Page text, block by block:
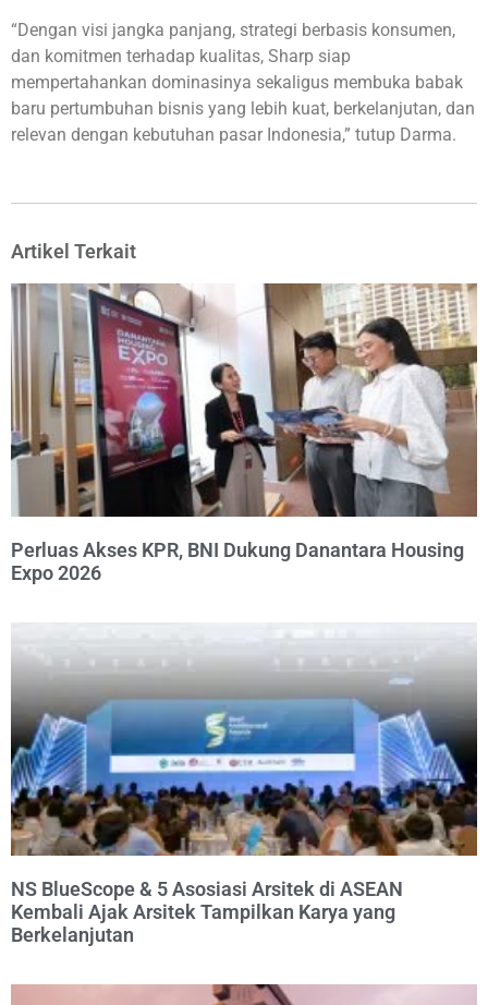
“Dengan visi jangka panjang, strategi berbasis konsumen,
dan komitmen terhadap kualitas, Sharp siap
mempertahankan dominasinya sekaligus membuka babak
baru pertumbuhan bisnis yang lebih kuat, berkelanjutan, dan
relevan dengan kebutuhan pasar Indonesia,” tutup Darma.
Artikel Terkait
Perluas Akses KPR, BNI Dukung Danantara Housing
Expo 2026
NS BlueScope & 5 Asosiasi Arsitek di ASEAN
Kembali Ajak Arsitek Tampilkan Karya yang
Berkelanjutan